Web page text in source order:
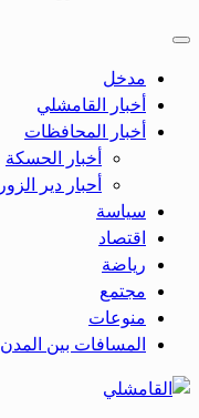
مدخل
أخبار القامشلي
أخبار المحافظات
أخبار الحسكة
أحبار دير الزور
سياسة
اقتصاد
رياضة
مجتمع
منوعات
المسافات بين المدن